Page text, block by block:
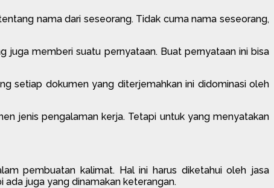
nama dari seseorang. Tidak cuma nama seseorang,
juga memberi suatu pernyataan. Buat pernyataan ini bisa
setiap dokumen yang diterjemahkan ini didominasi oleh
jenis pengalaman kerja. Tetapi untuk yang menyatakan
pembuatan kalimat. Hal ini harus diketahui oleh jasa
ada juga yang dinamakan keterangan.